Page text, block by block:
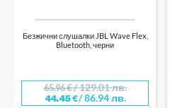
Безжични слушалки JBL Wave Flex,
Bluetooth, черни
65.96€/ 129.01 лв.
44.45€/ 86.94 лв.